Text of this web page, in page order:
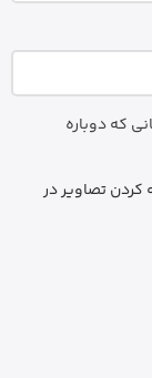
که دوباره
کردن تصاویر در